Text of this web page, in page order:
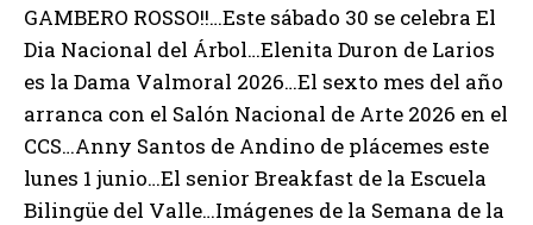
GAMBERO ROSSO!!…Este sábado 30 se celebra El
Dia Nacional del Árbol…Elenita Duron de Larios
es la Dama Valmoral 2026…El sexto mes del año
arranca con el Salón Nacional de Arte 2026 en el
CCS…Anny Santos de Andino de plácemes este
lunes 1 junio…El senior Breakfast de la Escuela
Bilingüe del Valle…Imágenes de la Semana de la